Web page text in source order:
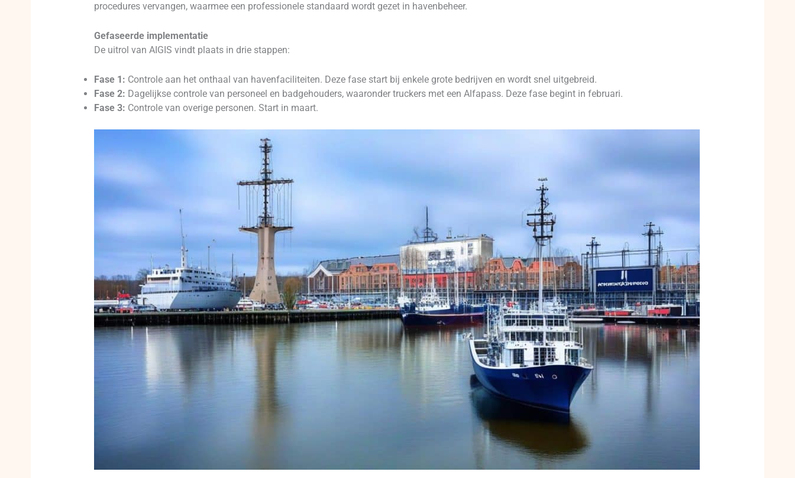
procedures vervangen, waarmee een professionele standaard wordt gezet in havenbeheer.
Gefaseerde implementatie
De uitrol van AIGIS vindt plaats in drie stappen:
Fase 1: Controle aan het onthaal van havenfaciliteiten. Deze fase start bij enkele grote bedrijven en wordt snel uitgebreid.
Fase 2: Dagelijkse controle van personeel en badgehouders, waaronder truckers met een Alfapass. Deze fase begint in februari.
Fase 3: Controle van overige personen. Start in maart.